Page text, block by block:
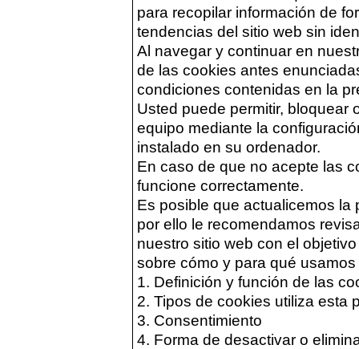
para recopilar información de
tendencias del sitio web sin
Al navegar y continuar en
de las cookies antes
condiciones contenidas en la
Usted puede permitir, bloquear
equipo mediante la
instalado en su ordenador.
En caso de que no acepte las
funcione correctamente.
Es posible que actualicemos la
por ello le recomendamos
nuestro sitio web con el
sobre cómo y para qué
1. Definición y función de las
2. Tipos de cookies utiliza esta
3. Consentimiento
4. Forma de desactivar o